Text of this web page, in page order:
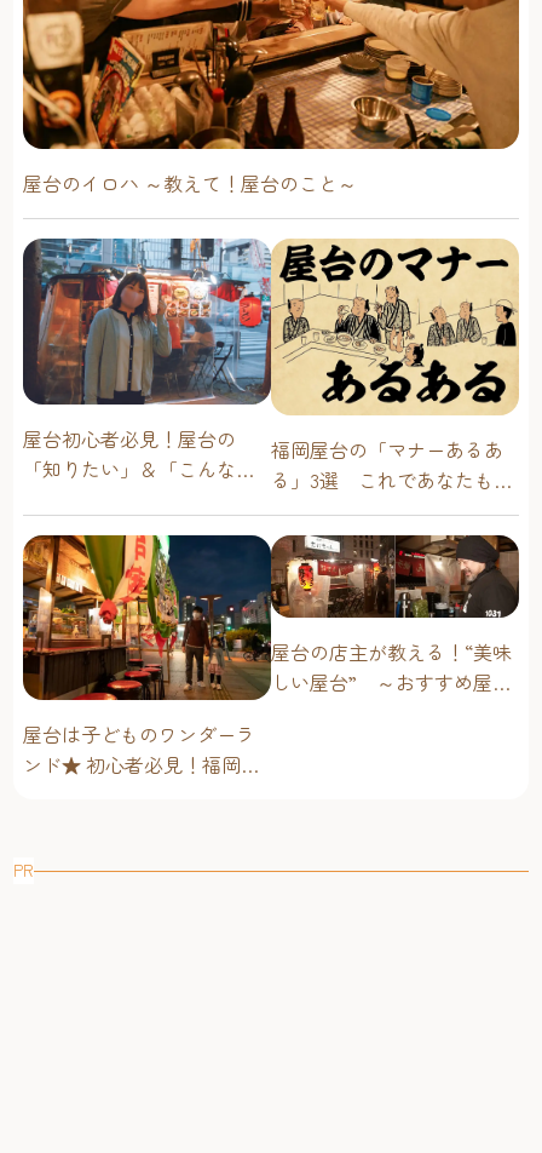
屋台のイロハ ～教えて！屋台のこと～
屋台初心者必見！屋台の
「知りたい」＆「こんな時
問に答えます！
福岡屋台の「マナーあるあ
る」3選 これであなたも屋
台通！
屋台は子どものワンダーラ
ンド★ 初心者必見！福岡博
屋台の店主が教える！“美味
しい屋台” ～おすすめ屋台
PR